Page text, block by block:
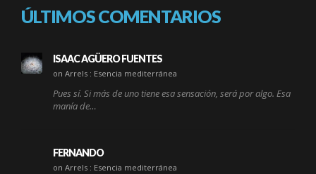
ÚLTIMOS COMENTARIOS
ISAAC AGÜERO FUENTES
on Arrels : Esencia mediterránea
Pues sí. Si más de uno tiene esa sensación, será por algo. Esa
manía de…
FERNANDO
on Arrels : Esencia mediterránea